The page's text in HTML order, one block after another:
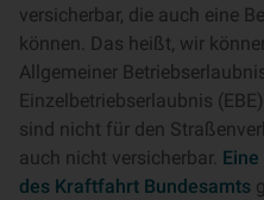
versicherbar, die auch eine
können. Das heißt, wir
Allgemeiner
Einzelbetriebserlaubnis
sind nicht für den
auch nicht versicherbar.
des Kraftfahrt Bundesamts